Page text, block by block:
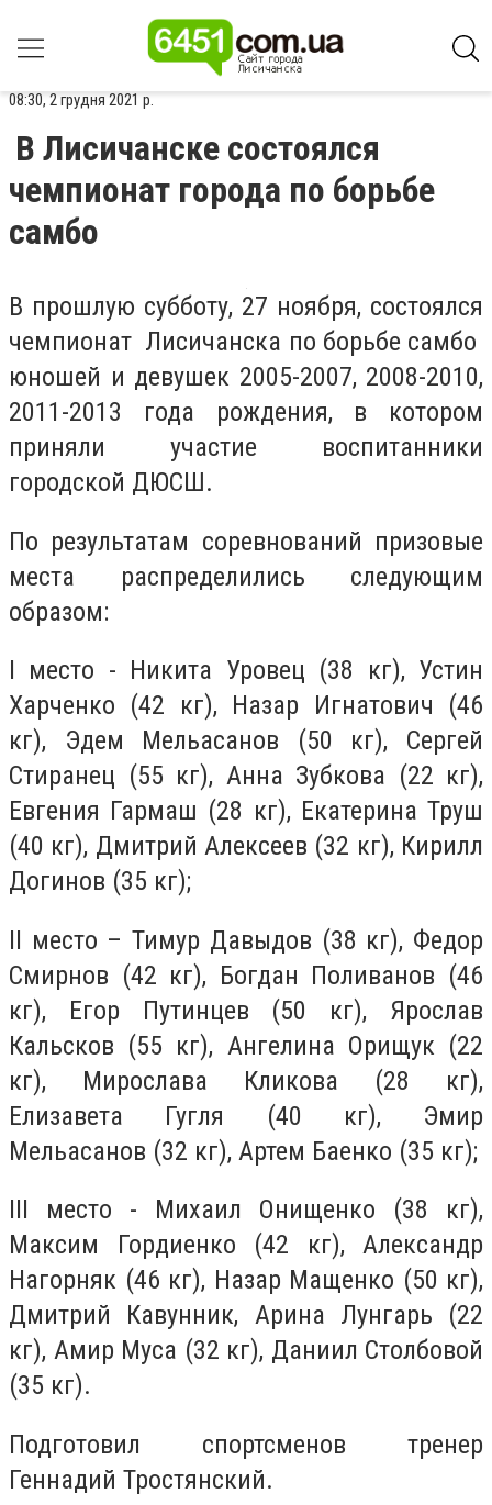
08:30, 2 грудня 2021 р.
В Лисичанске состоялся
чемпионат города по борьбе
самбо
В прошлую субботу, 27 ноября, состоялся
чемпионат Лисичанска по борьбе самбо
юношей и девушек 2005-2007, 2008-2010,
2011-2013 года рождения, в котором
приняли участие воспитанники
городской ДЮСШ.
По результатам соревнований призовые
места распределились следующим
образом:
I место - Никита Уровец (38 кг), Устин
Харченко (42 кг), Назар Игнатович (46
кг), Эдем Мельасанов (50 кг), Сергей
Стиранец (55 кг), Анна Зубкова (22 кг),
Евгения Гармаш (28 кг), Екатерина Труш
(40 кг), Дмитрий Алексеев (32 кг), Кирилл
Догинов (35 кг);
ІІ место – Тимур Давыдов (38 кг), Федор
Смирнов (42 кг), Богдан Поливанов (46
кг), Егор Путинцев (50 кг), Ярослав
Кальсков (55 кг), Ангелина Орищук (22
кг), Мирослава Кликова (28 кг),
Елизавета Гугля (40 кг), Эмир
Мельасанов (32 кг), Артем Баенко (35 кг);
ІІІ место - Михаил Онищенко (38 кг),
Максим Гордиенко (42 кг), Александр
Нагорняк (46 кг), Назар Мащенко (50 кг),
Дмитрий Кавунник, Арина Лунгарь (22
кг), Амир Муса (32 кг), Даниил Столбовой
(35 кг).
Подготовил спортсменов тренер
Геннадий Тростянский.